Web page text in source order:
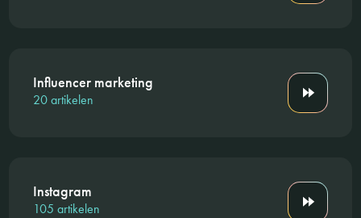
Influencer marketing
20 artikelen
Instagram
105 artikelen